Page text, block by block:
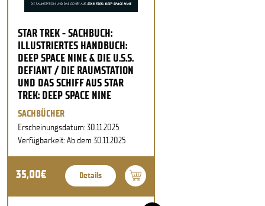
STAR TREK - SACHBUCH:
ILLUSTRIERTES HANDBUCH:
DEEP SPACE NINE & DIE U.S.S.
DEFIANT / DIE RAUMSTATION
UND DAS SCHIFF AUS STAR
TREK: DEEP SPACE NINE
SACHBÜCHER
Erscheinungsdatum: 30.11.2025
Verfügbarkeit: Ab dem 30.11.2025
35,00€ Details